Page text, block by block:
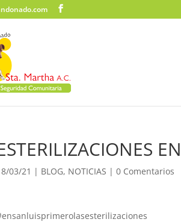
03/21 | BLOG, NOTICIAS |0 Comentarios